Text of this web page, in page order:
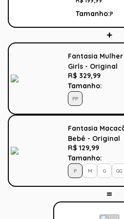
Tamanho:P
Fantasia
Girls - Original
R$ 329,99
Tamanho:
PP
Fantasia
Bebê - Original
R$ 129,99
Tamanho:
P M G GG